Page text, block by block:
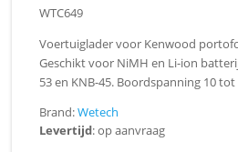
WTC649
Voertuiglader voor Kenwood
Geschikt voor NiMH en Li-ion
53 en KNB-45. Boordspanning 10 tot
Brand:Wetech
Levertijd: op aanvraag